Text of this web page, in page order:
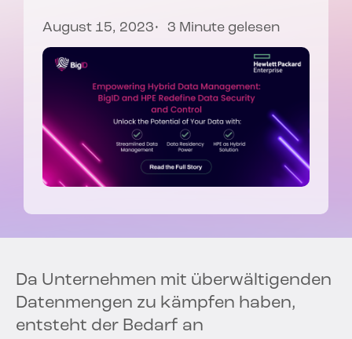
August 15, 2023 3 Minute gelesen
Da Unternehmen mit überwältigenden
Datenmengen zu kämpfen haben,
entsteht der Bedarf an